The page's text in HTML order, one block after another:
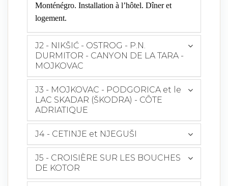
Monténégro. Installation à l’hôtel. Dîner et
logement.
J2 - NIKŠIĆ - OSTROG - P.N.
DURMITOR - CANYON DE LA TARA -
MOJKOVAC
J3 - MOJKOVAC - PODGORICA et le
LAC SKADAR (ŠKODRA) - CÔTE
ADRIATIQUE
J4 - CETINJE et NJEGUŠI
J5 - CROISIÈRE SUR LES BOUCHES
DE KOTOR